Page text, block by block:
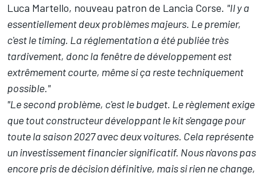
Luca Martello, nouveau patron de Lancia Corse. "Il y a
essentiellement deux problèmes majeurs. Le premier,
c'est le timing. La réglementation a été publiée très
tardivement, donc la fenêtre de développement est
extrêmement courte, même si ça reste techniquement
possible."
"Le second problème, c'est le budget. Le règlement exige
que tout constructeur développant le kit s'engage pour
toute la saison 2027 avec deux voitures. Cela représente
un investissement financier significatif. Nous n'avons pas
encore pris de décision définitive, mais si rien ne change,